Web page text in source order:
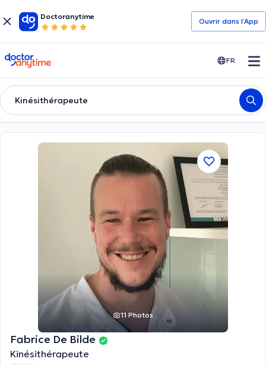
Doctoranytime
Ouvrir dans l’App
doctoranytime FR
Kinésithérapeute
11 Photos
Fabrice De Bilde
Kinésithérapeute